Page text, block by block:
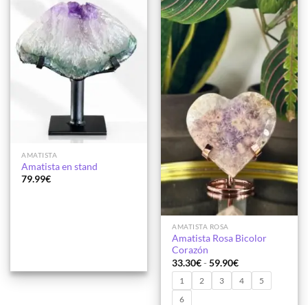
lista de
deseos
AMATISTA
Amatista en stand
79.99€
Añadir
a la
lista de
deseos
AMATISTA ROSA
Amatista Rosa Bicolor
Corazón
33.30€- 59.90€Rango
de
precios:
desde
1 2 3 4
5
6